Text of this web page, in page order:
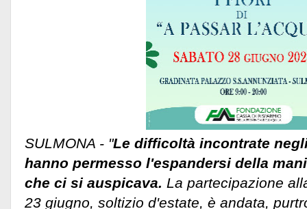
SULMONA - "Le difficoltà incontrate
hanno permesso l'espandersi della
che ci si auspicava. La partecipazione
23 giugno, soltizio d'estate, è andata,